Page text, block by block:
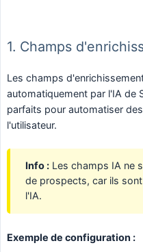
1. Champs
Les champs
automatiquement par l'IA de
parfaits pour automatiser
l'utilisateur.
Info : Les champs IA ne
de prospects, car ils
l'IA.
Exemple de configuration :